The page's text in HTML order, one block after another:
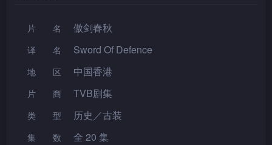
片名 傲剑春秋
译名 Sword Of Defence
地区 中国香港
片 商 TVB剧集
类型 历史／古装
集数 全 20 集